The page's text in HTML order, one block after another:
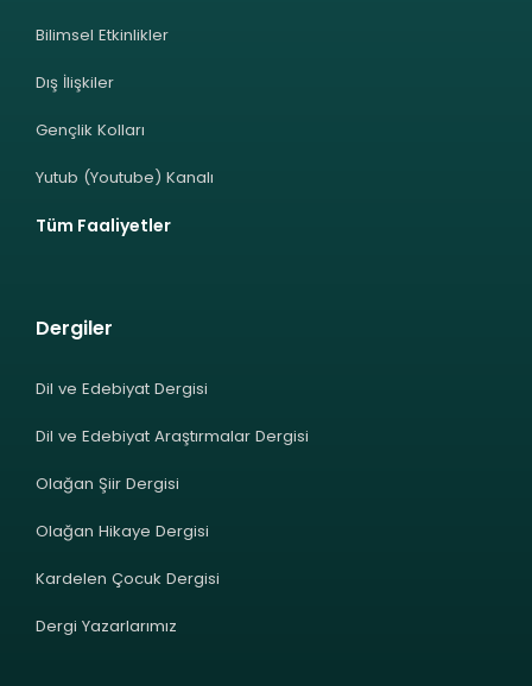
Bilimsel Etkinlikler
Dış İlişkiler
Gençlik Kolları
Yutub (Youtube) Kanalı
Tüm Faaliyetler
Dergiler
Dil ve Edebiyat Dergisi
Dil ve Edebiyat Araştırmalar Dergisi
Olağan Şiir Dergisi
Olağan Hikaye Dergisi
Kardelen Çocuk Dergisi
Dergi Yazarlarımız